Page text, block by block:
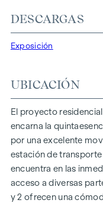
En Traisengasse 20-
combinan en cada
el mundo encontrará
de parqué de roble y
realzan el interior,
radiante, alimentada
el medio ambiente,
protección solar
los pisos de la última
agradable, incluso en
DESCARGAS
Exposición
UBICACIÓN
El proyecto
encarna la
por una excelente
estación de
encuentra en las
acceso a diversas
y 2 ofrecen una